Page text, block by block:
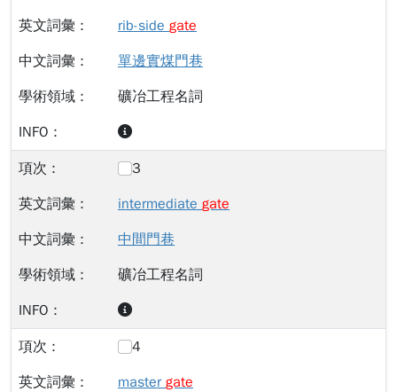
rib-side gate
單邊實煤門巷
礦冶工程名詞
3
intermediate gate
中間門巷
礦冶工程名詞
4
master gate